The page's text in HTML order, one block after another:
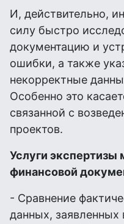
И, действительно,
силу быстро
документацию и
ошибки, а также
некорректные
Особенно это
связанной с
проектов.
Услуги экспертизы
финансовой
- Сравнение
данных,